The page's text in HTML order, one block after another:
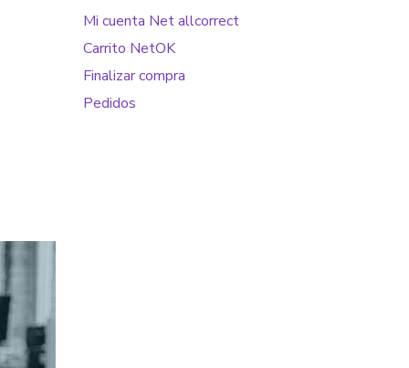
Mi cuenta Net allcorrect
Carrito NetOK
Finalizar compra
Pedidos